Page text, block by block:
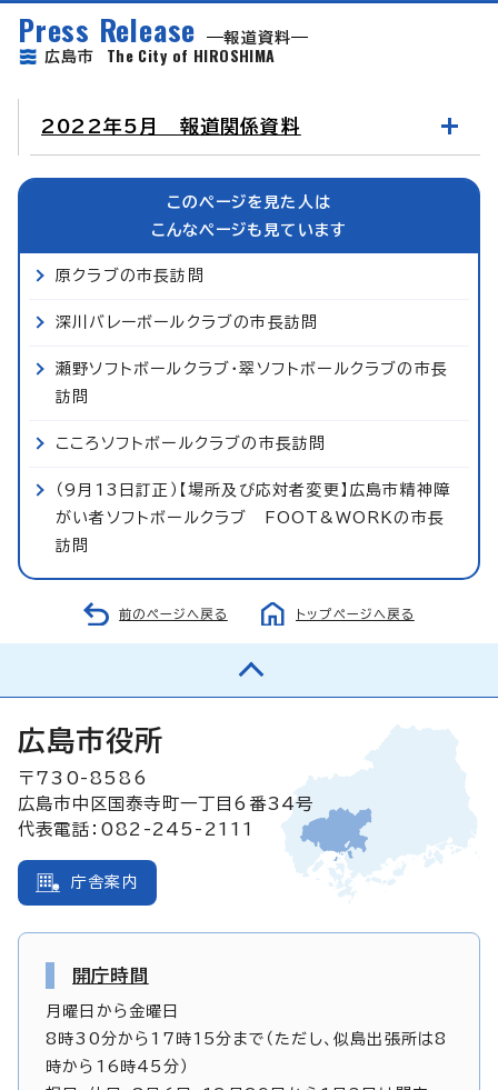
Press Release
報道資料
広島市 The City of HIROSHIMA
2022年5月 報道関係資料
このページを見た人は
こんなページも見ています
原クラブの市長訪問
深川バレーボールクラブの市長訪問
瀬野ソフトボールクラブ・翠ソフトボールクラブの市長
訪問
こころソフトボールクラブの市長訪問
（9月13日訂正）【場所及び応対者変更】広島市精神障
がい者ソフトボールクラブ FOOT&WORKの市長
訪問
前のページへ戻る トップページへ戻る
広島市役所
〒730-8586
広島市中区国泰寺町一丁目6番34号
代表電話：082-245-2111
庁舎案内
開庁時間
月曜日から金曜日
8時30分から17時15分まで（ただし、似島出張所は8
時から16時45分）